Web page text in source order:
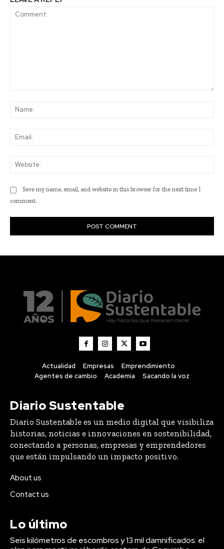
Actualidad Empresas
Emprendimiento
Agentes de cambio
Academia Sacando la voz
Diario Sustentable
Diario Sustentable es un medio digital que visibiliza
historias, noticias e innovaciones en sostenibilidad,
conectando a personas, empresas y emprendedores
que están impulsando un impacto positivo.
About us
Contact us
Lo último
Seis kilómetros de escombros y 13 mil damnificados: el